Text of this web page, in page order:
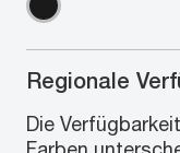
Regionale
Die